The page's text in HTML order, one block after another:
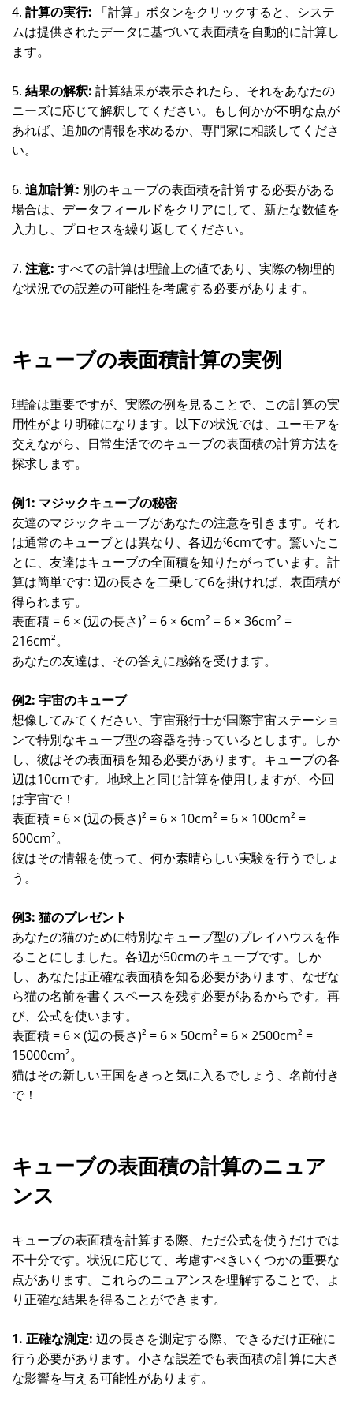
4. 計算の実行: 「計算」ボタンをクリックすると、システ
ムは提供されたデータに基づいて表面積を自動的に計算し
ます。
5. 結果の解釈: 計算結果が表示されたら、それをあなたの
ニーズに応じて解釈してください。もし何かが不明な点が
あれば、追加の情報を求めるか、専門家に相談してくださ
い。
6. 追加計算: 別のキューブの表面積を計算する必要がある
場合は、データフィールドをクリアにして、新たな数値を
入力し、プロセスを繰り返してください。
7. 注意: すべての計算は理論上の値であり、実際の物理的
な状況での誤差の可能性を考慮する必要があります。
キューブの表面積計算の実例
理論は重要ですが、実際の例を見ることで、この計算の実
用性がより明確になります。以下の状況では、ユーモアを
交えながら、日常生活でのキューブの表面積の計算方法を
探求します。
例1: マジックキューブの秘密
友達のマジックキューブがあなたの注意を引きます。それ
は通常のキューブとは異なり、各辺が6cmです。驚いたこ
とに、友達はキューブの全面積を知りたがっています。計
算は簡単です: 辺の長さを二乗して6を掛ければ、表面積が
得られます。
表面積 = 6 × (辺の長さ)² = 6 × 6cm² = 6 × 36cm² =
216cm²。
あなたの友達は、その答えに感銘を受けます。
例2: 宇宙のキューブ
想像してみてください、宇宙飛行士が国際宇宙ステーショ
ンで特別なキューブ型の容器を持っているとします。しか
し、彼はその表面積を知る必要があります。キューブの各
辺は10cmです。地球上と同じ計算を使用しますが、今回
は宇宙で！
表面積 = 6 × (辺の長さ)² = 6 × 10cm² = 6 × 100cm² =
600cm²。
彼はその情報を使って、何か素晴らしい実験を行うでしょ
う。
例3: 猫のプレゼント
あなたの猫のために特別なキューブ型のプレイハウスを作
ることにしました。各辺が50cmのキューブです。しか
し、あなたは正確な表面積を知る必要があります、なぜな
ら猫の名前を書くスペースを残す必要があるからです。再
び、公式を使います。
表面積 = 6 × (辺の長さ)² = 6 × 50cm² = 6 × 2500cm² =
15000cm²。
猫はその新しい王国をきっと気に入るでしょう、名前付き
で！
キューブの表面積の計算のニュア
ンス
キューブの表面積を計算する際、ただ公式を使うだけでは
不十分です。状況に応じて、考慮すべきいくつかの重要な
点があります。これらのニュアンスを理解することで、よ
り正確な結果を得ることができます。
1. 正確な測定: 辺の長さを測定する際、できるだけ正確に
行う必要があります。小さな誤差でも表面積の計算に大き
な影響を与える可能性があります。